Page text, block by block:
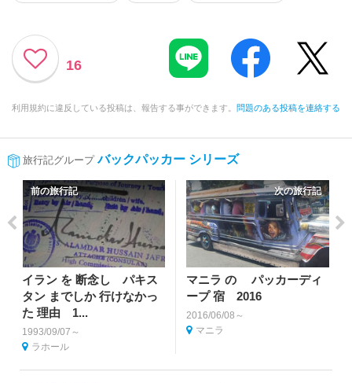
16
利用規約に違反している投稿は、報告する事ができます。 問題のある投稿を連絡する
旅行記グループ バックパッカー シリーズ
前の旅行記
イラン を 断念し パキス
タン までしか 行けなかっ
た 理由 1...
1993/09/07～
ラホール
次の旅行記
マニラ の パッカーディ
ープ 宿 2016
2016/06/08～
マニラ